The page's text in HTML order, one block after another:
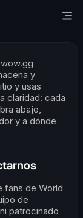
y
y usas
claridad: cada
abajo,
y a dónde
fans de World
de
patrocinado